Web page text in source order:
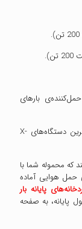
بارهای
با استفاده از مجهزترین دستگاه‌های X-
که محموله شما با
حمل هوایی آماده
پایانه بار
پایانه، به صفحه‌